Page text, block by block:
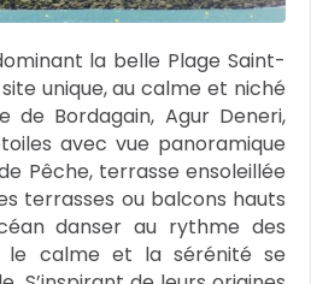
la belle Plage Saint-
unique, au calme et niché
Bordagain, Agur Deneri,
avec vue panoramique
Pêche, terrasse ensoleillée
terrasses ou balcons hauts
danser au rythme des
le calme et la sérénité se